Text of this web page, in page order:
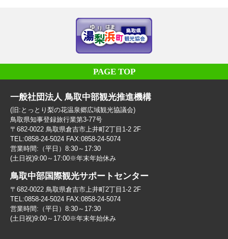
PAGE TOP
一般社団法人 鳥取中部観光推進機構
(旧:とっとり梨の花温泉郷広域観光協議会)
鳥取県知事登録旅行業第3-77号
〒682-0022 鳥取県倉吉市上井町2丁目1-2 2F
TEL:0858-24-5024 FAX:0858-24-5074
営業時間:（平日）8:30～17:30
(土日祝)9:00～17:00※年末年始休み
鳥取中部国際観光サポートセンター
〒682-0022 鳥取県倉吉市上井町2丁目1-2 2F
TEL:0858-24-5024 FAX:0858-24-5074
営業時間:（平日）8:30～17:30
(土日祝)9:00～17:00※年末年始休み